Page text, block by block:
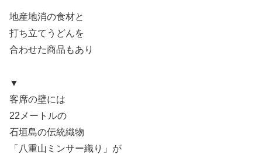
地産地消の食材と
打ち立てうどんを
合わせた商品もあり
▼
客席の壁には
22メートルの
石垣島の伝統織物
「八重山ミンサー織り」が